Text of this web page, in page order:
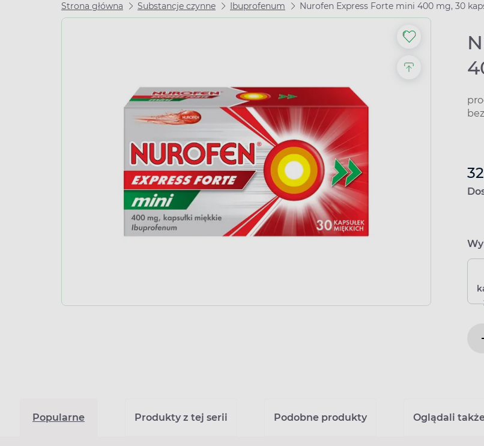
Strona główna Substancje czynne Ibuprofenum Nurofen Express Forte mini 400 mg, 30
-
Popularne Produkty z tej serii Podobne produkty Oglądali